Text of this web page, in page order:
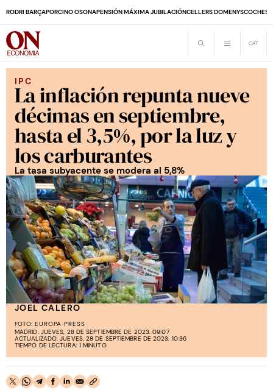
RODRI BARÇAPORCINO OSONAPENSIÓN MÁXIMA JUBILACIÓNCELLERS DOMENYSCOCHES
IPC
La inflación repunta nueve
décimas en septiembre,
hasta el 3,5%, por la luz y
los carburantes
La tasa subyacente se modera al 5,8%
JOEL CALERO
FOTO: EUROPA PRESS
MADRID. JUEVES, 28 DE SEPTIEMBRE DE 2023. 09:07
ACTUALIZADO: JUEVES, 28 DE SEPTIEMBRE DE 2023. 10:36
TIEMPO DE LECTURA: 1 MINUTO